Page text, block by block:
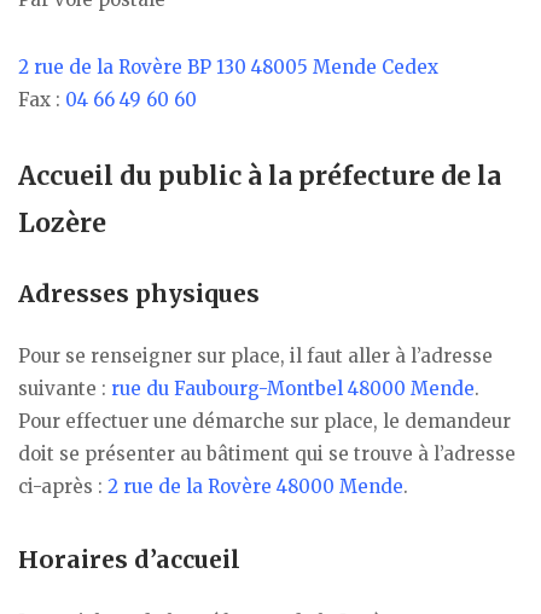
2 rue de la Rovère BP 130 48005 Mende Cedex
Fax : 04 66 49 60 60
Accueil du public à la préfecture de la
Lozère
Adresses physiques
Pour se renseigner sur place, il faut aller à l’adresse
suivante : rue du Faubourg-Montbel 48000 Mende.
Pour effectuer une démarche sur place, le demandeur
doit se présenter au bâtiment qui se trouve à l’adresse
ci-après : 2 rue de la Rovère 48000 Mende.
Horaires d’accueil